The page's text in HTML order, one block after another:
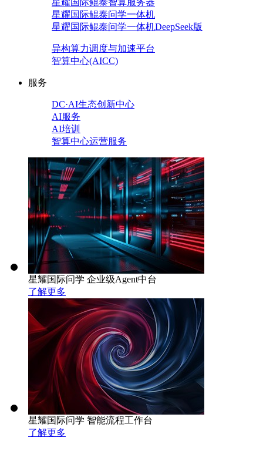
星耀国际鲲泰智算服务器
星耀国际鲲泰问学一体机
星耀国际鲲泰问学一体机DeepSeek版
异构算力调度与加速平台
智算中心(AICC)
服务
DC·AI生态创新中心
AI服务
AI培训
智算中心运营服务
星耀国际问学 企业级Agent中台
了解更多
星耀国际问学 智能流程工作台
了解更多